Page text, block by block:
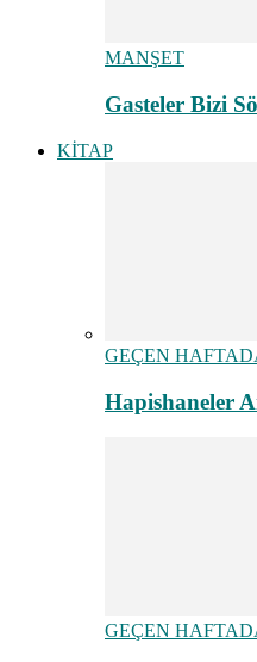
MANŞET
Gasteler Bizi
KİTAP
GEÇEN
Hapishaneler
GEÇEN